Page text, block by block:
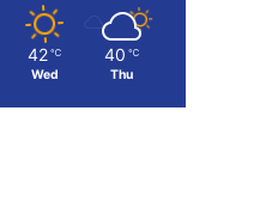
42 ℃
Wed
40 ℃
Thu